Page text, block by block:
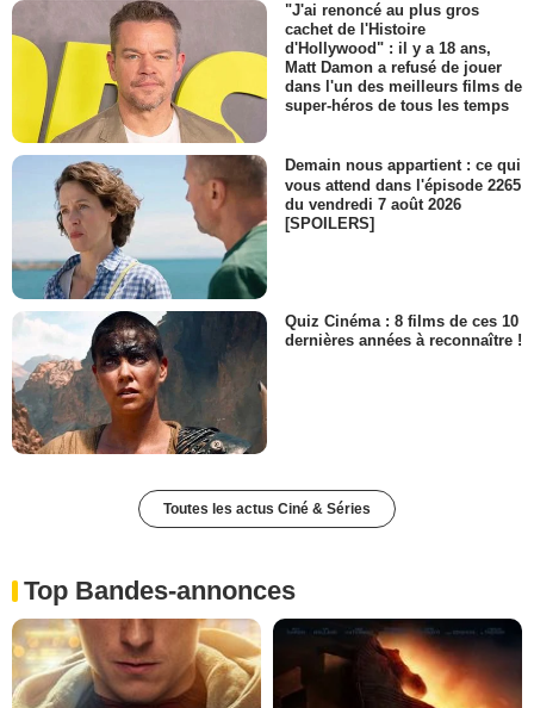
"J'ai renoncé au plus gros
cachet de l'Histoire
d'Hollywood" : il y a 18 ans,
Matt Damon a refusé de jouer
dans l'un des meilleurs films de
super-héros de tous les temps
Demain nous appartient : ce qui
vous attend dans l'épisode 2265
du vendredi 7 août 2026
[SPOILERS]
Quiz Cinéma : 8 films de ces 10
dernières années à reconnaître !
Toutes les actus Ciné & Séries
Top Bandes-annonces